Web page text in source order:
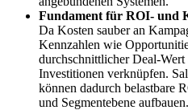
Fundament für ROI- und
Da Kosten sauber an
Kennzahlen wie
durchschnittlicher Deal-
Investitionen verknüpfen.
können dadurch belastbare
und Segmentebene aufbauen.